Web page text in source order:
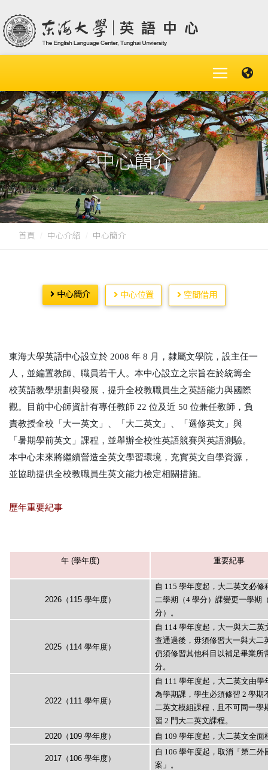
中心簡介
首頁 中心介紹 中心簡介
中心簡介 中心位置 空間借用
東海大學英語中心設立於 2008 年 8 月，隸屬文學院，設主任一
人，並編置教師、職員若干人。本中心設立之宗旨在於統籌全
校英語教學規劃與發展，提升全校教職員生之英語能力與國際
觀。目前中心師資計有專任教師 22 位及近 50 位兼任教師，負
責教授全校「大一英文」、「大二英文」、「選修英文」與
「暑期學前英文」課程，並舉辦全校性英語競賽與英語測驗。
本中心未來將繼續營造全英文學習環境，充實英文自學資源，
並協助提供全校教職員生英文能力檢定相關措施。
歷年重要紀事
年 (學年度) 重要紀事
2026（115 學年度）
自 115 學年度起，大二英文必修
二學期（4 學分）課變更一學期
分）。
2025（114 學年度）
自 114 學年度起，大一與大二英
查通過後，毋須修習大一與大二
仍須修習其他科目以補足畢業所
分。
2022（111 學年度）
自 111 學年度起，大二英文由學
為學期課，學生必須修習 2 學期
二英文模組課程，且不可同一學
習 2 門大二英文課程。
2020（109 學年度）
自 109 學年度起，大二英文全面
2017（106 學年度）
自 106 學年度起，取消「第二外
案」。